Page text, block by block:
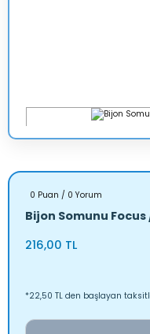
0 Puan / 0 Yorum
Bijon Somunu
216,00 TL
*22,50 TL den başlayan